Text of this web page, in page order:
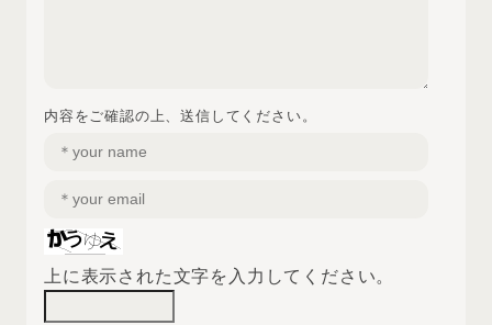
内容をご確認の上、送信してください。
上に表示された文字を入力してください。